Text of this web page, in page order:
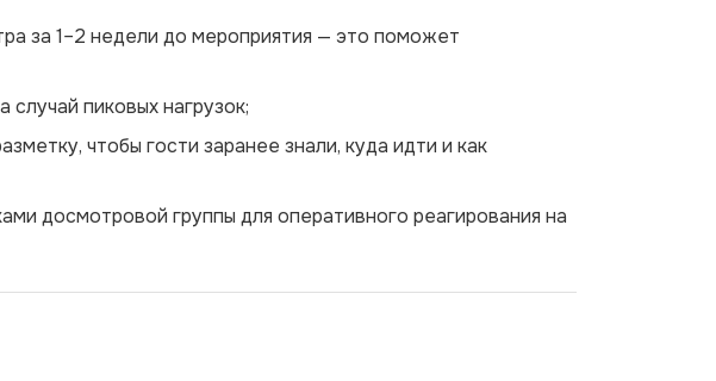
за 1–2 недели до мероприятия — это поможет
пиковых нагрузок;
чтобы гости заранее знали, куда идти и как
досмотровой группы для оперативного реагирования на